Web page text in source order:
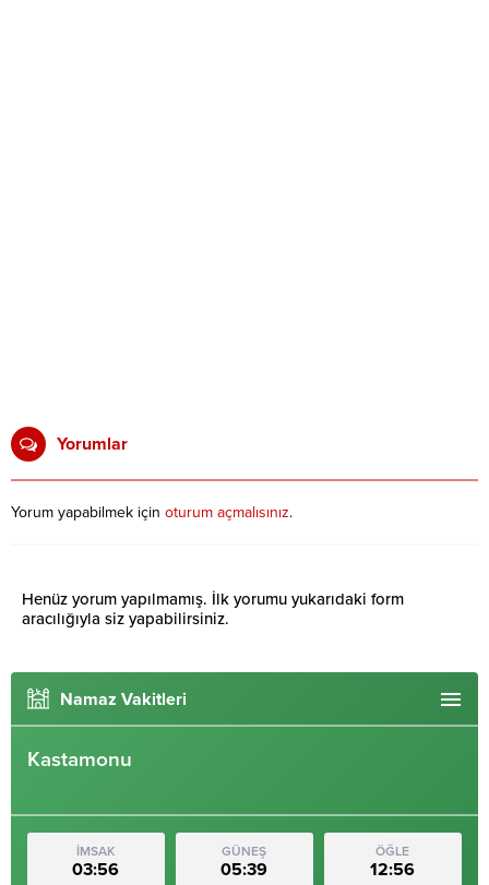
Yorumlar
Yorum yapabilmek için oturum açmalısınız.
Henüz yorum yapılmamış. İlk yorumu yukarıdaki form
aracılığıyla siz yapabilirsiniz.
Namaz Vakitleri
Kastamonu
İMSAK
03:56
GÜNEŞ
05:39
ÖĞLE
12:56